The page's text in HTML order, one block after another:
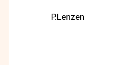
P.Lenzen